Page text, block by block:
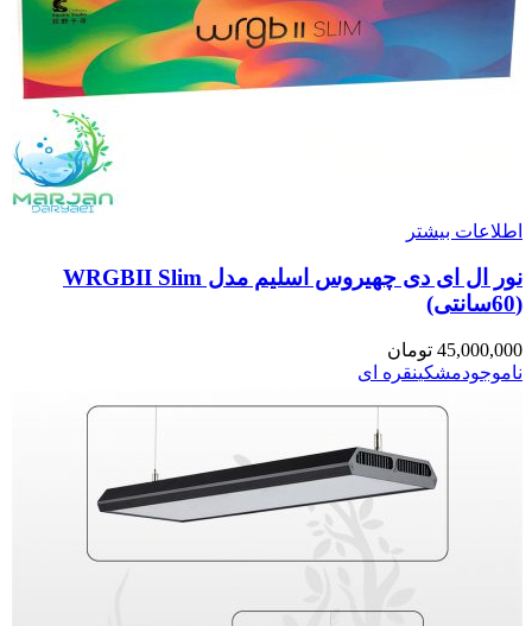
اطلاعات بیشتر
نور ال ای دی چهیروس اسلیم مدل WRGBII Slim
(60سانتی)
45,000,000 تومان
ناموجودمشکینقره ای